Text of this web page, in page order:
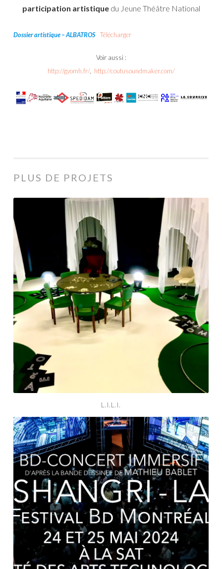
participation artistiquedu Jeune Théâtre National
Dossier artistique – ALBATROS Télécharger
Voir aussi :
http://gyomh.fr/, http://coutusoundmaker.com/
PLUS DE PROJETS
L.I.L.I.
SHANGRI-
LA,
de
Mathieu
Bablet